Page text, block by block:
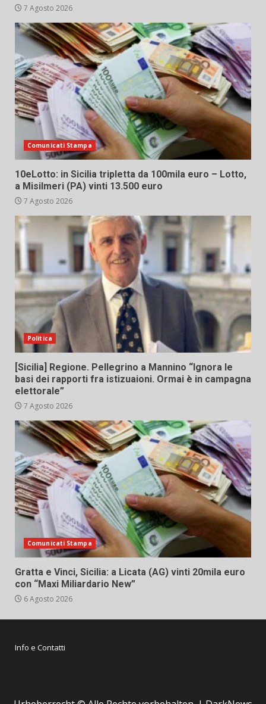
7 Agosto 2026
Comunicati Stampa
10eLotto: in Sicilia tripletta da 100mila euro – Lotto,
a Misilmeri (PA) vinti 13.500 euro
7 Agosto 2026
Politica
[Sicilia] Regione. Pellegrino a Mannino “Ignora le
basi dei rapporti fra istizuaioni. Ormai è in campagna
elettorale”
7 Agosto 2026
Comunicati Stampa
Gratta e Vinci, Sicilia: a Licata (AG) vinti 20mila euro
con “Maxi Miliardario New”
6 Agosto 2026
Info e Contatti